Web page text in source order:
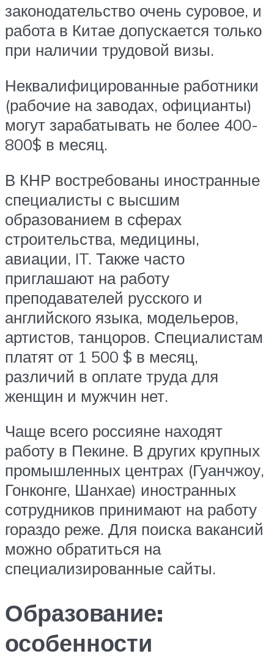
законодательство очень суровое, и
работа в Китае допускается только
при наличии трудовой визы.
Неквалифицированные работники
(рабочие на заводах, официанты)
могут зарабатывать не более 400-
800$ в месяц.
В КНР востребованы иностранные
специалисты с высшим
образованием в сферах
строительства, медицины,
авиации, IT. Также часто
приглашают на работу
преподавателей русского и
английского языка, модельеров,
артистов, танцоров. Специалистам
платят от 1 500 $ в месяц,
различий в оплате труда для
женщин и мужчин нет.
Чаще всего россияне находят
работу в Пекине. В других крупных
промышленных центрах (Гуанчжоу,
Гонконге, Шанхае) иностранных
сотрудников принимают на работу
гораздо реже. Для поиска вакансий
можно обратиться на
специализированные сайты.
Образование:
особенности